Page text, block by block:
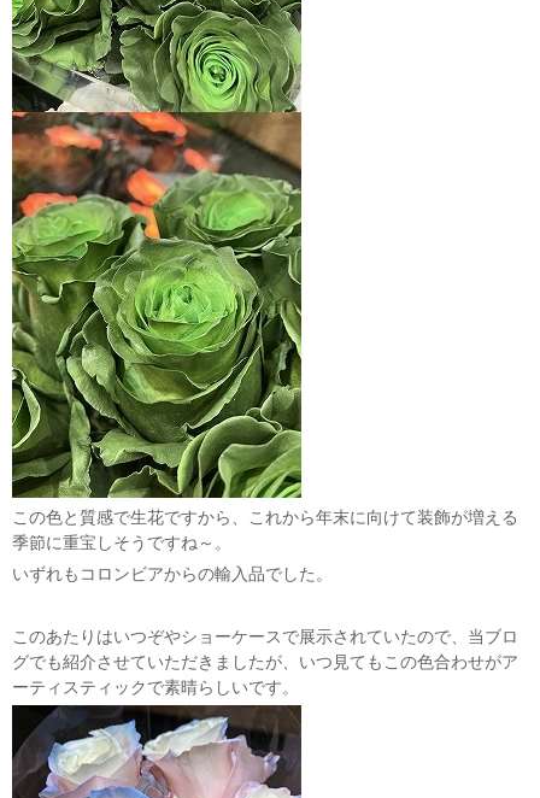
この色と質感で生花ですから、これから年末に向けて装飾が増える
季節に重宝しそうですね～。
いずれもコロンビアからの輸入品でした。
このあたりはいつぞやショーケースで展示されていたので、当ブロ
グでも紹介させていただきましたが、いつ見てもこの色合わせがア
ーティスティックで素晴らしいです。